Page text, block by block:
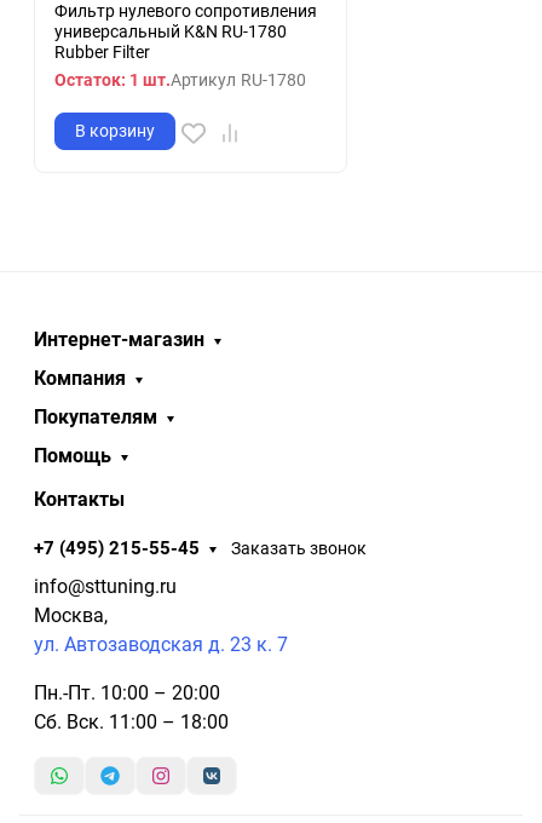
Фильтр нулевого сопротивления
универсальный K&N RU-1780
Rubber Filter
Остаток: 1 шт.Артикул RU-1780
В корзину
Интернет-магазин
Компания
Покупателям
Помощь
Контакты
+7 (495) 215-55-45 Заказать звонок
info@sttuning.ru
Москва,
ул. Автозаводская д. 23 к. 7
Пн.-Пт. 10:00 – 20:00
Сб. Вск. 11:00 – 18:00